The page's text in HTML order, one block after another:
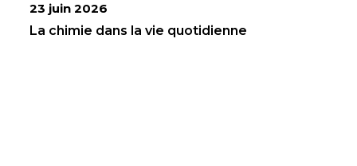
23 juin 2026
La chimie dans la vie quotidienne